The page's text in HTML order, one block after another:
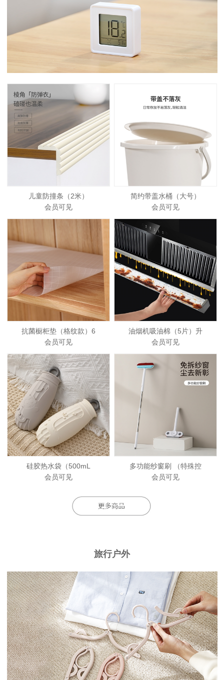
儿童防撞条（2米）
会员可见
简约带盖水桶（大号）
会员可见
抗菌橱柜垫（格纹款）6
会员可见
油烟机吸油棉（5片）升
会员可见
硅胶热水袋（500mL
会员可见
多功能纱窗刷 （特殊控
会员可见
旅行户外